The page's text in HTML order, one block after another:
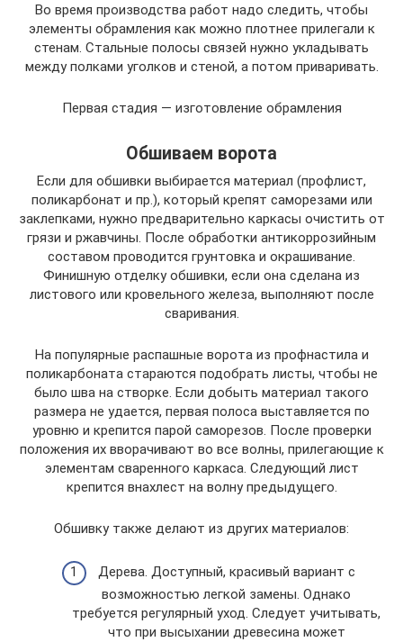
Во время производства работ надо следить, чтобы
элементы обрамления как можно плотнее прилегали к
стенам. Стальные полосы связей нужно укладывать
между полками уголков и стеной, а потом приваривать.
Первая стадия — изготовление обрамления
Обшиваем ворота
Если для обшивки выбирается материал (профлист,
поликарбонат и пр.), который крепят саморезами или
заклепками, нужно предварительно каркасы очистить от
грязи и ржавчины. После обработки антикоррозийным
составом проводится грунтовка и окрашивание.
Финишную отделку обшивки, если она сделана из
листового или кровельного железа, выполняют после
сваривания.
На популярные распашные ворота из профнастила и
поликарбоната стараются подобрать листы, чтобы не
было шва на створке. Если добыть материал такого
размера не удается, первая полоса выставляется по
уровню и крепится парой саморезов. После проверки
положения их вворачивают во все волны, прилегающие к
элементам сваренного каркаса. Следующий лист
крепится внахлест на волну предыдущего.
Обшивку также делают из других материалов:
Дерева. Доступный, красивый вариант с
возможностью легкой замены. Однако
требуется регулярный уход. Следует учитывать,
что при высыхании древесина может